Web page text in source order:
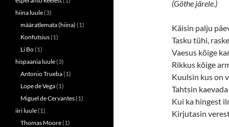
O
n
s
i
n
w
w
i
n
d
o
w
)
(
e
n
s
n
n
e
w
i
n
d
o
w
)
(Göthe järele.)
Käisin palju
Tasku tühi,
Vaesus kõige
Rikkus kõige
Kuulsin kus on
Tahtsin kaevada
Kui ka hingest
Kirjutasin
hiina luule(3)
määratlemata (hiina) (1)
Konfutsius(1)
Li Bo(1)
hispaania luule(3)
Antonio Trueba(1)
Lope de Vega(1)
Miguel de Cervantes(1)
iiri luule(1)
Thomas Moore(1)